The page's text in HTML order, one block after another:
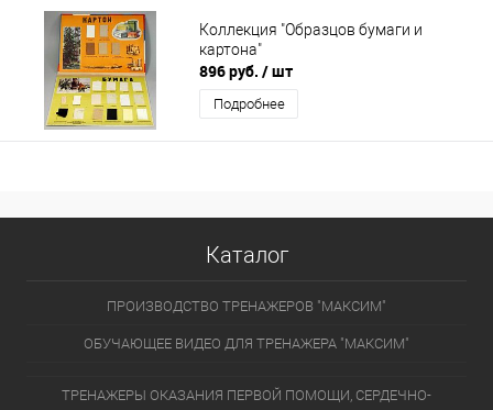
Коллекция "Образцов бумаги и
картона"
896 руб. / шт
Подробнее
Каталог
ПРОИЗВОДСТВО ТРЕНАЖЕРОВ "МАКСИМ"
ОБУЧАЮЩЕЕ ВИДЕО ДЛЯ ТРЕНАЖЕРА "МАКСИМ"
ТРЕНАЖЕРЫ ОКАЗАНИЯ ПЕРВОЙ ПОМОЩИ, СЕРДЕЧНО-